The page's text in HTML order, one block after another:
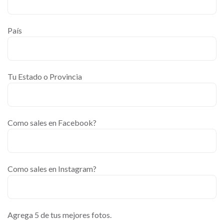
País
Tu Estado o Provincia
Como sales en Facebook?
Como sales en Instagram?
Agrega 5 de tus mejores fotos.